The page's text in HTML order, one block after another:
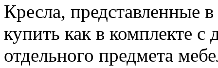
Кресла, представленные
купить как в комплекте с
отдельного предмета